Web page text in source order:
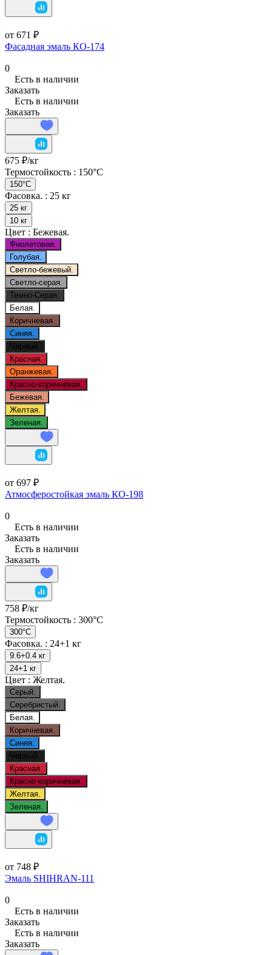
от 671 ₽
Фасадная эмаль КО-174
0
Есть в наличии
Заказать
Есть в наличии
Заказать
675 ₽/кг
Термостойкость : 150°C
150°C
Фасовка. : 25 кг
25 кг
10 кг
Цвет : Бежевая.
Фиолетовая.
Голубая.
Светло-бежевый.
Светло-серая.
Темно-Серая.
Белая.
Коричневая.
Синяя.
Черный.
Красная.
Оранжевая.
Красно-коричневая.
Бежевая.
Желтая.
Зеленая.
от 697 ₽
Атмосферостойкая эмаль КО-198
0
Есть в наличии
Заказать
Есть в наличии
Заказать
758 ₽/кг
Термостойкость : 300°C
300°C
Фасовка. : 24+1 кг
9.6+0.4 кг
24+1 кг
Цвет : Желтая.
Серый.
Серебристый.
Белая.
Коричневая.
Синяя.
Черный.
Красная.
Красно-коричневая.
Желтая.
Зеленая.
от 748 ₽
Эмаль SHIHRAN-111
0
Есть в наличии
Заказать
Есть в наличии
Заказать